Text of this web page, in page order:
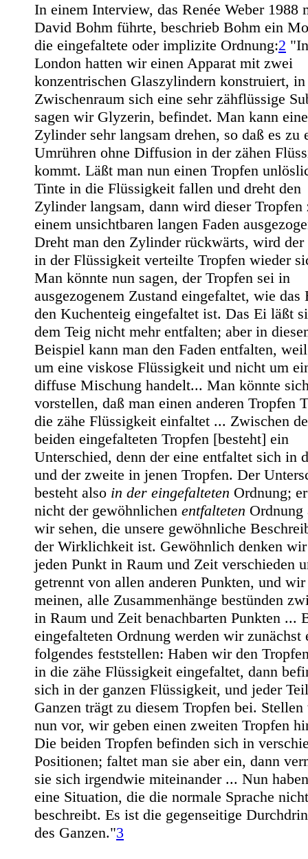
In einem Interview, das Renée Weber 1988
David Bohm führte, beschrieb Bohm ein
die eingefaltete oder implizite Ordnung:2 "In
London hatten wir einen Apparat mit zwei
konzentrischen Glaszylindern konstruiert, in
Zwischenraum sich eine sehr zähflüssige
sagen wir Glyzerin, befindet. Man kann
Zylinder sehr langsam drehen, so daß es zu
Umrühren ohne Diffusion in der zähen
kommt. Läßt man nun einen Tropfen
Tinte in die Flüssigkeit fallen und dreht den
Zylinder langsam, dann wird dieser Tropfen
einem unsichtbaren langen Faden
Dreht man den Zylinder rückwärts, wird der
in der Flüssigkeit verteilte Tropfen wieder
Man könnte nun sagen, der Tropfen sei in
ausgezogenem Zustand eingefaltet, wie das
den Kuchenteig eingefaltet ist. Das Ei läßt
dem Teig nicht mehr entfalten; aber in
Beispiel kann man den Faden entfalten,
um eine viskose Flüssigkeit und nicht um
diffuse Mischung handelt... Man könnte
vorstellen, daß man einen anderen Tropfen
die zähe Flüssigkeit einfaltet ... Zwischen
beiden eingefalteten Tropfen [besteht] ein
Unterschied, denn der eine entfaltet sich in
und der zweite in jenen Tropfen. Der
besteht also in der eingefalteten Ordnung;
nicht der gewöhnlichen entfalteten Ordnung
wir sehen, die unsere gewöhnliche
der Wirklichkeit ist. Gewöhnlich denken
jeden Punkt in Raum und Zeit verschieden
getrennt von allen anderen Punkten, und wir
meinen, alle Zusammenhänge bestünden
in Raum und Zeit benachbarten Punkten ...
eingefalteten Ordnung werden wir zunächst
folgendes feststellen: Haben wir den
in die zähe Flüssigkeit eingefaltet, dann
sich in der ganzen Flüssigkeit, und jeder
Ganzen trägt zu diesem Tropfen bei.
nun vor, wir geben einen zweiten Tropfen
Die beiden Tropfen befinden sich in
Positionen; faltet man sie aber ein, dann
sie sich irgendwie miteinander ... Nun
eine Situation, die die normale Sprache nicht
beschreibt. Es ist die gegenseitige
des Ganzen."3